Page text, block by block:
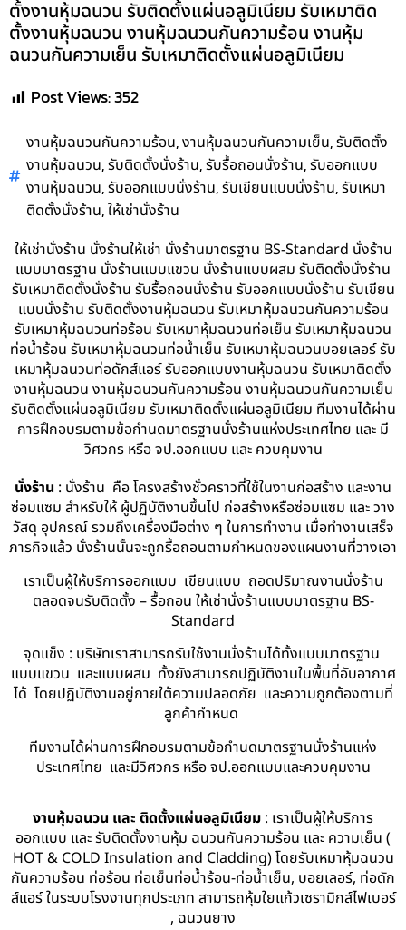
ตั้งงานหุ้มฉนวน รับติดตั้งแผ่นอลูมิเนียม รับเหมาติด
ตั้งงานหุ้มฉนวน งานหุ้มฉนวนกันความร้อน งานหุ้ม
ฉนวนกันความเย็น รับเหมาติดตั้งแผ่นอลูมิเนียม
Post Views:352
งานหุ้มฉนวนกันความร้อน,งานหุ้มฉนวนกันความเย็น,รับติดตั้ง
งานหุ้มฉนวน,รับติดตั้งนั่งร้าน,รับรื้อถอนนั่งร้าน,รับออกแบบ
งานหุ้มฉนวน,รับออกแบบนั่งร้าน,รับเขียนแบบนั่งร้าน,รับเหมา
ติดตั้งนั่งร้าน,ให้เช่านั่งร้าน
ให้เช่านั่งร้าน นั่งร้านให้เช่า นั่งร้านมาตรฐาน BS-Standard นั่งร้าน
แบบมาตรฐาน นั่งร้านแบบแขวน นั่งร้านแบบผสม รับติดตั้งนั่งร้าน
รับเหมาติดตั้งนั่งร้าน รับรื้อถอนนั่งร้าน รับออกแบบนั่งร้าน รับเขียน
แบบนั่งร้าน รับติดตั้งงานหุ้มฉนวน รับเหมาหุ้มฉนวนกันความร้อน
รับเหมาหุ้มฉนวนท่อร้อน รับเหมาหุ้มฉนวนท่อเย็น รับเหมาหุ้มฉนวน
ท่อน้ำร้อน รับเหมาหุ้มฉนวนท่อน้ำเย็น รับเหมาหุ้มฉนวนบอยเลอร์ รับ
เหมาหุ้มฉนวนท่อดักส์แอร์ รับออกแบบงานหุ้มฉนวน รับเหมาติดตั้ง
งานหุ้มฉนวน งานหุ้มฉนวนกันความร้อน งานหุ้มฉนวนกันความเย็น
รับติดตั้งแผ่นอลูมิเนียม รับเหมาติดตั้งแผ่นอลูมิเนียม ทีมงานได้ผ่าน
การฝึกอบรมตามข้อกำนดมาตรฐานนั่งร้านแห่งประเทศไทย และ มี
วิศวกร หรือ จป.ออกแบบ และ ควบคุมงาน
นั่งร้าน : นั่งร้าน คือ โครงสร้างชั่วคราวที่ใช้ในงานก่อสร้าง และงาน
ซ่อมแซม สำหรับให้ ผู้ปฏิบัติงานขึ้นไป ก่อสร้างหรือซ่อมแซม และ วาง
วัสดุ อุปกรณ์ รวมถึงเครื่องมือต่าง ๆ ในการทำงาน เมื่อทำงานเสร็จ
ภารกิจแล้ว นั่งร้านนั้นจะถูกรื้อถอนตามกำหนดของแผนงานที่วางเอา
เราเป็นผู้ให้บริการออกแบบ เขียนแบบ ถอดปริมาณงานนั่งร้าน
ตลอดจนรับติดตั้ง – รื้อถอน ให้เช่านั่งร้านแบบมาตรฐาน BS-
Standard
จุดแข็ง : บริษัทเราสามารถรับใช้งานนั่งร้านได้ทั้งแบบมาตรฐาน
แบบแขวน และแบบผสม ทั้งยังสามารถปฏิบัติงานในพื้นที่อับอากาศ
ได้ โดยปฏิบัติงานอยู่ภายใต้ความปลอดภัย และความถูกต้องตามที่
ลูกค้ากำหนด
ทีมงานได้ผ่านการฝึกอบรมตามข้อกำนดมาตรฐานนั่งร้านแห่ง
ประเทศไทย และมีวิศวกร หรือ จป.ออกแบบและควบคุมงาน
งานหุ้มฉนวน และ ติดตั้งแผ่นอลูมิเนียม : เราเป็นผู้ให้บริการ
ออกแบบ และ รับติดตั้งงานหุ้ม ฉนวนกันความร้อน และ ความเย็น (
HOT & COLD Insulation and Cladding) โดยรับเหมาหุ้มฉนวน
กันความร้อน ท่อร้อน ท่อเย็นท่อน้ำร้อน-ท่อน้ำเย็น, บอยเลอร์, ท่อดัก
ส์แอร์ ในระบบโรงงานทุกประเภท สามารถหุ้มใยแก้วเซรามิกส์ไฟเบอร์
, ฉนวนยาง